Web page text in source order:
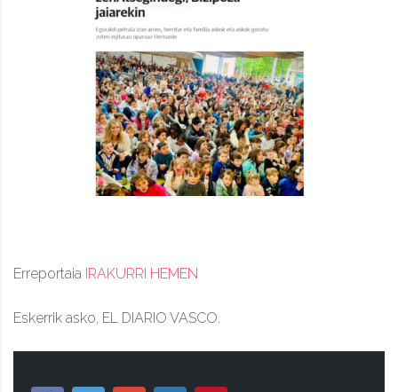
Erreportaia IRAKURRI HEMEN
Eskerrik asko, EL DIARIO VASCO.